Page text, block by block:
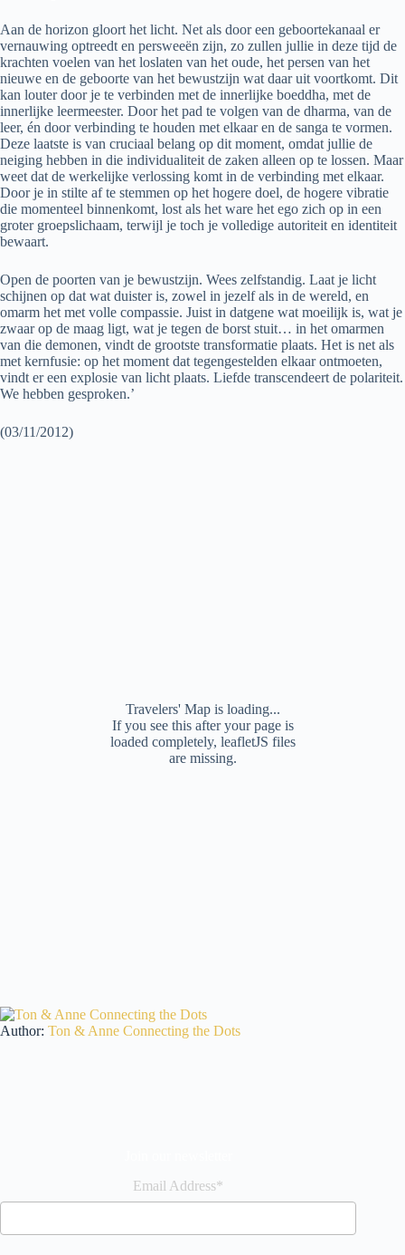
Aan de horizon gloort het licht. Net als door een geboortekanaal er
vernauwing optreedt en persweeën zijn, zo zullen jullie in deze tijd de
krachten voelen van het loslaten van het oude, het persen van het
nieuwe en de geboorte van het bewustzijn wat daar uit voortkomt. Dit
kan louter door je te verbinden met de innerlijke boeddha, met de
innerlijke leermeester. Door het pad te volgen van de dharma, van de
leer, én door verbinding te houden met elkaar en de sanga te vormen.
Deze laatste is van cruciaal belang op dit moment, omdat jullie de
neiging hebben in die individualiteit de zaken alleen op te lossen. Maar
weet dat de werkelijke verlossing komt in de verbinding met elkaar.
Door je in stilte af te stemmen op het hogere doel, de hogere vibratie
die momenteel binnenkomt, lost als het ware het ego zich op in een
groter groepslichaam, terwijl je toch je volledige autoriteit en identiteit
bewaart.
Open de poorten van je bewustzijn. Wees zelfstandig. Laat je licht
schijnen op dat wat duister is, zowel in jezelf als in de wereld, en
omarm het met volle compassie. Juist in datgene wat moeilijk is, wat je
zwaar op de maag ligt, wat je tegen de borst stuit… in het omarmen
van die demonen, vindt de grootste transformatie plaats. Het is net als
met kernfusie: op het moment dat tegengestelden elkaar ontmoeten,
vindt er een explosie van licht plaats. Liefde transcendeert de polariteit.
We hebben gesproken.’
(03/11/2012)
Travelers' Map is loading...
If you see this after your page is
loaded completely, leafletJS files
are missing.
Author: Ton & Anne Connecting the Dots
Email Address*